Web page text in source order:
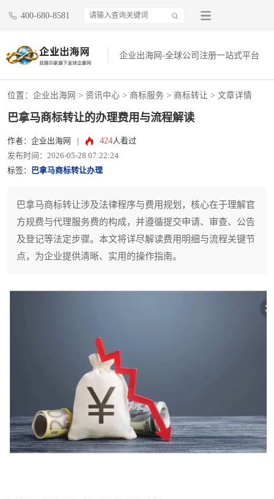
400-680-8581
企业出海网-全球公司注册一站式平台
位置： 企业出海网 > 资讯中心 > 商标服务 > 商标转让 > 文章详情
巴拿马商标转让的办理费用与流程解读
作者：企业出海网 424人看过
发布时间：2026-05-28 07:22:24
标签：
巴拿马商标转让办理
巴拿马商标转让涉及法律程序与费用规划，核心在于理解官
方规费与代理服务费的构成，并遵循提交申请、审查、公告
及登记等法定步骤。本文将详尽解读费用明细与流程关键节
点，为企业提供清晰、实用的操作指南。